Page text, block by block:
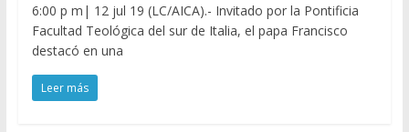
6:00 p m| 12 jul 19 (LC/AICA).- Invitado por la Pontificia
Facultad Teológica del sur de Italia, el papa Francisco
destacó en una
Leer más